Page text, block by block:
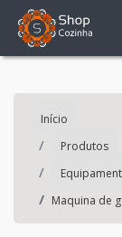
Início
Produtos
Maquina de